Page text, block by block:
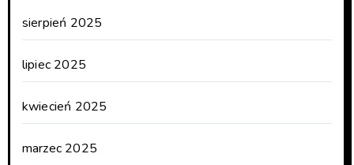
sierpień 2025
lipiec 2025
kwiecień 2025
marzec 2025